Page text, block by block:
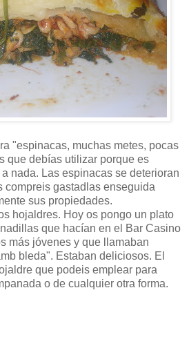
"espinacas, muchas metes, pocas
que debías utilizar porque es
nada. Las espinacas se deterioran
compreis gastadlas enseguida
sus propiedades.
hojaldres. Hoy os pongo un plato
que hacían en el Bar Casino
más jóvenes y que llamaban
bleda". Estaban deliciosos. El
que podeis emplear para
o de cualquier otra forma.